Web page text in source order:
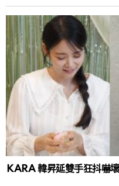
KARA 韓昇延雙手狂抖嚇